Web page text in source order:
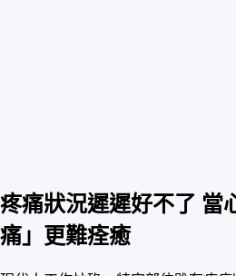
疼痛狀況遲遲好不了 當
痛」更難痊癒